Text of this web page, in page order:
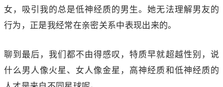
女，吸引我的总是低神经质的男生。她无法理解男友的
行为，正是我经常在亲密关系中表现出来的。
聊到最后，我们都不由得感叹，特质早就超越性别，说
什么男人像火星、女人像金星，高神经质和低神经质的